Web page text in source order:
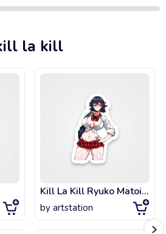
la kill
Kill La Kill Ryuko Matoi - 14
by artstation